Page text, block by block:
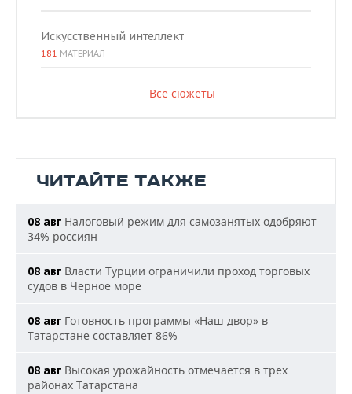
Искусственный интеллект
181 МАТЕРИАЛ
Все сюжеты
ЧИТАЙТЕ ТАКЖЕ
08 авг Налоговый режим для самозанятых одобряют
34% россиян
08 авг Власти Турции ограничили проход торговых
судов в Черное море
08 авг Готовность программы «Наш двор» в
Татарстане составляет 86%
08 авг Высокая урожайность отмечается в трех
районах Татарстана